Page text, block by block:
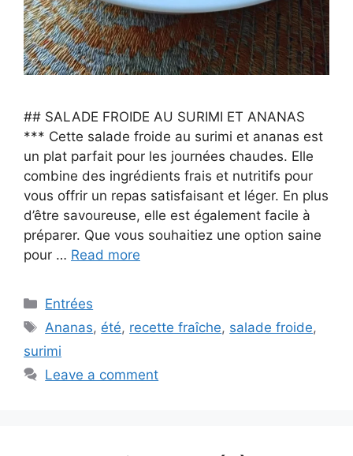
## SALADE FROIDE AU SURIMI ET ANANAS
*** Cette salade froide au surimi et ananas est
un plat parfait pour les journées chaudes. Elle
combine des ingrédients frais et nutritifs pour
vous offrir un repas satisfaisant et léger. En plus
d’être savoureuse, elle est également facile à
préparer. Que vous souhaitiez une option saine
pour … Read more
Categories
Entrées
Tags
Ananas, été, recette fraîche, salade froide,
surimi
Leave a comment